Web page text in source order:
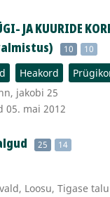
JA KUURIDE
10 10
Heakord
jakobi 25
05. mai 2012
25 14
Loosu, Tigase talu